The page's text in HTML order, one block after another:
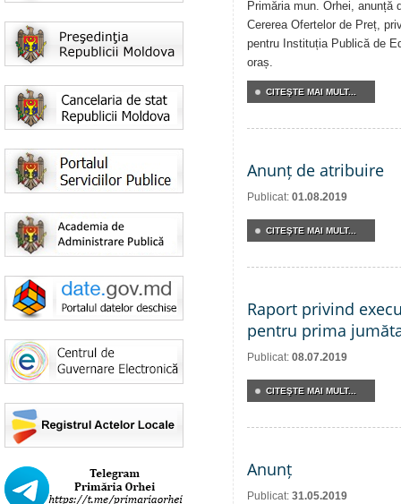
Primăria mun. Orhei, anunță
Cererea Ofertelor de Preț,
pentru Instituția Publică de
oraș.
CITEŞTE MAI MULT...
Anunț de atribuire
Publicat: 01.08.2019
CITEŞTE MAI MULT...
Raport privind
pentru prima
Publicat: 08.07.2019
CITEŞTE MAI MULT...
Anunț
Publicat: 31.05.2019